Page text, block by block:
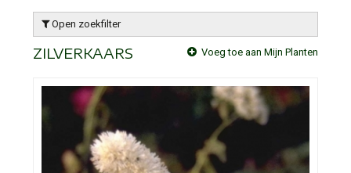
Open zoekfilter
ZILVERKAARS Voeg toe aan Mijn Planten